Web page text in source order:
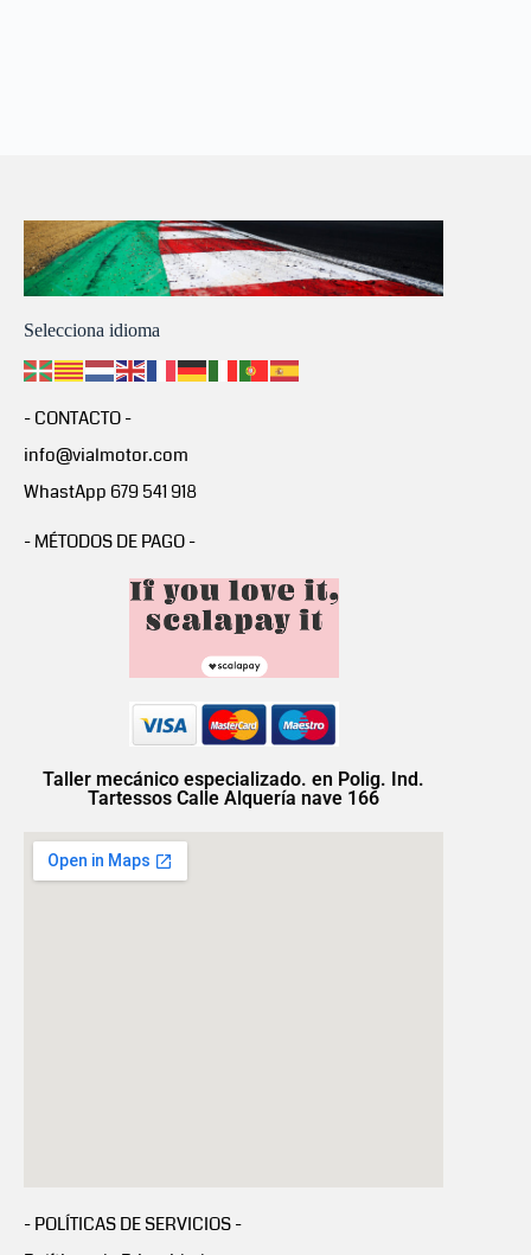
Selecciona idioma
- CONTACTO -
info@vialmotor.com
WhastApp 679 541 918
- MÉTODOS DE PAGO -
Taller mecánico especializado. en Polig. Ind.
Tartessos Calle Alquería nave 166
- POLÍTICAS DE SERVICIOS -